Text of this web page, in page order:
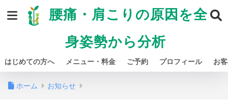
腰痛・肩こりの原因を全
身姿勢から分析
はじめての方へ メニュー・料金 ご予約 プロフィール お
ホーム お知らせ